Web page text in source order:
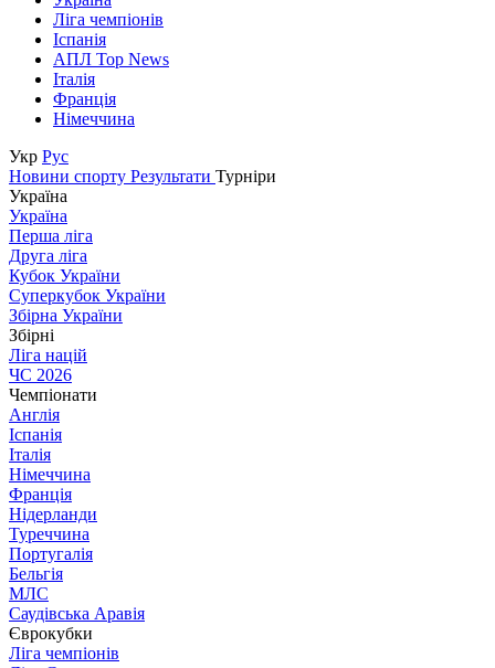
Ліга чемпіонів
Іспанія
АПЛ Top News
Італія
Франція
Німеччина
Укр Рус
Новини спорту Результати Турніри
Україна
Україна
Перша ліга
Друга ліга
Кубок України
Суперкубок України
Збірна України
Збірні
Ліга націй
ЧС 2026
Чемпіонати
Англія
Іспанія
Італія
Німеччина
Франція
Нідерланди
Туреччина
Португалія
Бельгія
МЛС
Саудівська Аравія
Єврокубки
Ліга чемпіонів